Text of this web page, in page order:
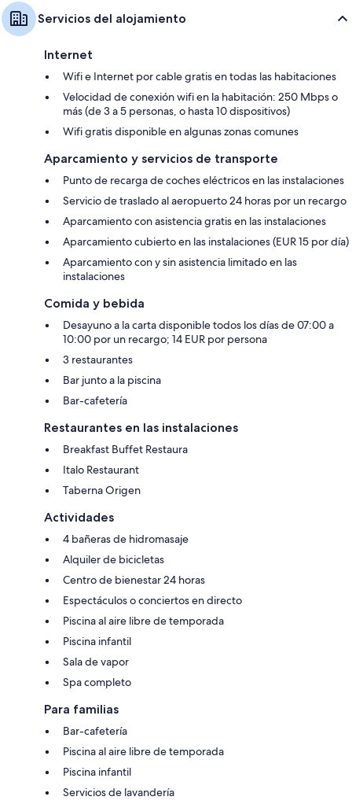
Servicios del alojamiento
Internet
Wifi e Internet por cable gratis en todas las habitaciones
Velocidad de conexión wifi en la habitación: 250 Mbps o
más (de 3 a 5 personas, o hasta 10 dispositivos)
Wifi gratis disponible en algunas zonas comunes
Aparcamiento y servicios de transporte
Punto de recarga de coches eléctricos en las instalaciones
Servicio de traslado al aeropuerto 24 horas por un recargo
Aparcamiento con asistencia gratis en las instalaciones
Aparcamiento cubierto en las instalaciones (EUR 15 por día)
Aparcamiento con y sin asistencia limitado en las
instalaciones
Comida y bebida
Desayuno a la carta disponible todos los días de 07:00 a
10:00 por un recargo; 14 EUR por persona
3 restaurantes
Bar junto a la piscina
Bar-cafetería
Restaurantes en las instalaciones
Breakfast Buffet Restaura
Italo Restaurant
Taberna Origen
Actividades
4 bañeras de hidromasaje
Alquiler de bicicletas
Centro de bienestar 24 horas
Espectáculos o conciertos en directo
Piscina al aire libre de temporada
Piscina infantil
Sala de vapor
Spa completo
Para familias
Bar-cafetería
Piscina al aire libre de temporada
Piscina infantil
Servicios de lavandería